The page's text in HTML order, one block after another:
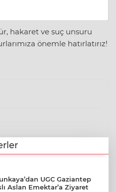
hakaret ve suç unsuru
önemle hatırlatırız!
UGC Gaziantep
Aslan Emektar’a Ziyaret